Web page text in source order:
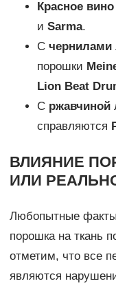
Красное вино
и Sarma.
С чернилами
порошки
Lion Beat
С ржавчиной
справляются
ВЛИЯНИЕ
ИЛИ
Любопытные
порошка на ткань
отметим, что все
являются